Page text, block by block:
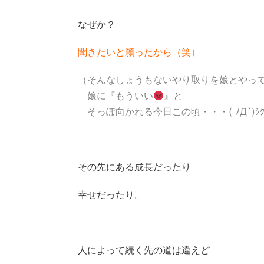
なぜか？
聞きたいと願ったから（笑）
（そんなしょうもないやり取りを娘とやっ
娘に『もういい
』と
そっぽ向かれる今日この頃・・・( ﾉД`)ｼｸ
その先にある成長だったり
幸せだったり。
人によって続く先の道は違えど